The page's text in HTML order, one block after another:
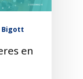
Bigott
en